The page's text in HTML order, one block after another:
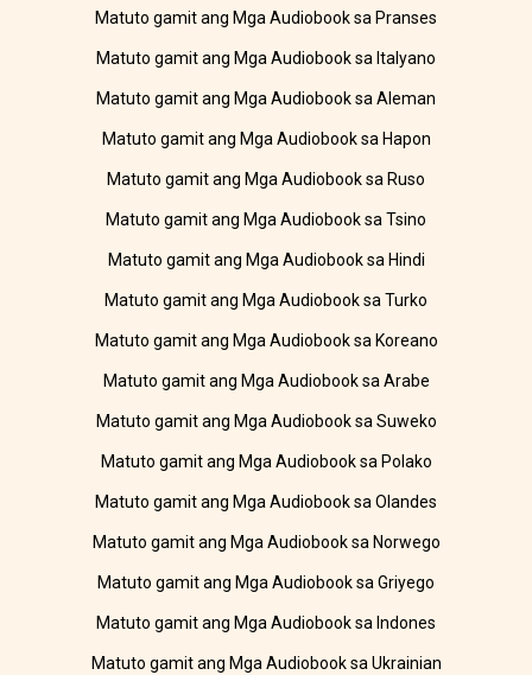
Matuto gamit ang Mga Audiobook sa Pranses
Matuto gamit ang Mga Audiobook sa Italyano
Matuto gamit ang Mga Audiobook sa Aleman
Matuto gamit ang Mga Audiobook sa Hapon
Matuto gamit ang Mga Audiobook sa Ruso
Matuto gamit ang Mga Audiobook sa Tsino
Matuto gamit ang Mga Audiobook sa Hindi
Matuto gamit ang Mga Audiobook sa Turko
Matuto gamit ang Mga Audiobook sa Koreano
Matuto gamit ang Mga Audiobook sa Arabe
Matuto gamit ang Mga Audiobook sa Suweko
Matuto gamit ang Mga Audiobook sa Polako
Matuto gamit ang Mga Audiobook sa Olandes
Matuto gamit ang Mga Audiobook sa Norwego
Matuto gamit ang Mga Audiobook sa Griyego
Matuto gamit ang Mga Audiobook sa Indones
Matuto gamit ang Mga Audiobook sa Ukrainian